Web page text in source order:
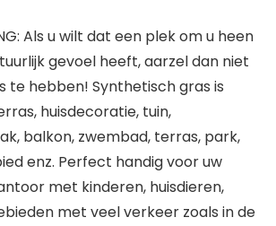
Als u wilt dat een plek om u heen
gevoel heeft, aarzel dan niet
te hebben! Synthetisch gras is
huisdecoratie, tuin,
balkon, zwembad, terras, park,
enz. Perfect handig voor uw
met kinderen, huisdieren,
met veel verkeer zoals in de